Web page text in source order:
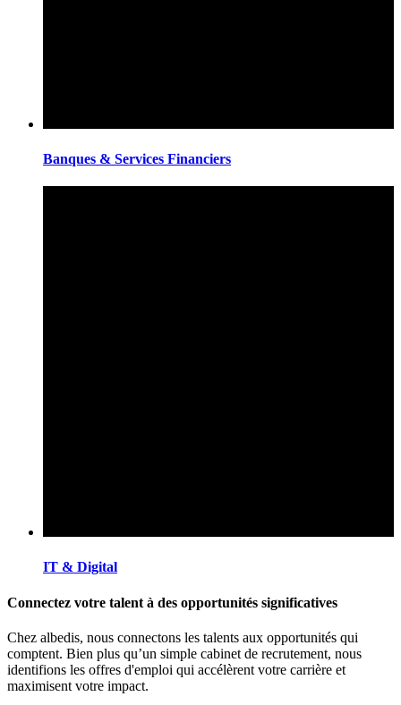
Banques & Services Financiers
IT & Digital
Connectez votre talent à des opportunités significatives
Chez albedis, nous connectons les talents aux opportunités qui
comptent. Bien plus qu’un simple cabinet de recrutement, nous
identifions les offres d'emploi qui accélèrent votre carrière et
maximisent votre impact.